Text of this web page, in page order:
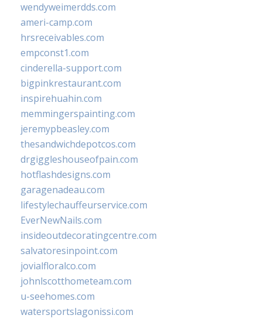
wendyweimerdds.com
ameri-camp.com
hrsreceivables.com
empconst1.com
cinderella-support.com
bigpinkrestaurant.com
inspirehuahin.com
memmingerspainting.com
jeremypbeasley.com
thesandwichdepotcos.com
drgiggleshouseofpain.com
hotflashdesigns.com
garagenadeau.com
lifestylechauffeurservice.com
EverNewNails.com
insideoutdecoratingcentre.com
salvatoresinpoint.com
jovialfloralco.com
johnlscotthometeam.com
u-seehomes.com
watersportslagonissi.com